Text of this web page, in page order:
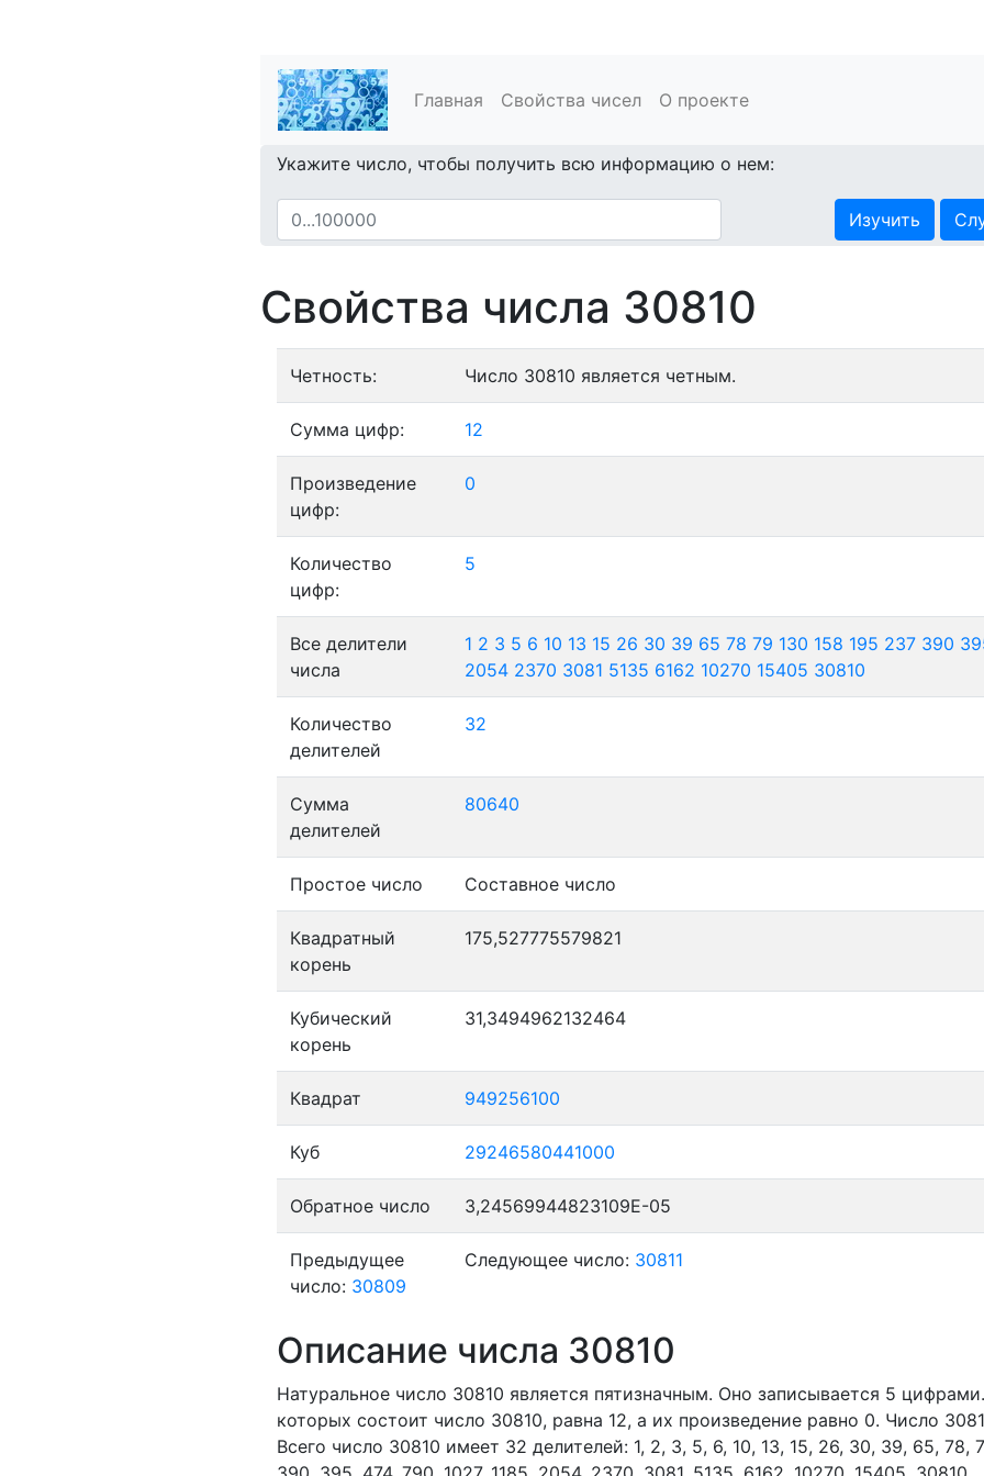
Главная Свойства чисел О проекте
Укажите число, чтобы получить всю информацию о нем:
Изучить
Свойства числа 30810
Четность: Число 30810 является четным.
Сумма цифр: 12
Произведение
цифр:
0
Количество
цифр:
5
Все делители
числа
1 2 3 5 6 10 13 15 26 30 39 65 78 79 130 158 195 237 390
2054 2370 3081 5135 6162 10270 15405 30810
Количество
делителей
32
Сумма
делителей
80640
Простое число Составное число
Квадратный
корень
175,527775579821
Кубический
корень
31,3494962132464
Квадрат 949256100
Куб 29246580441000
Обратное число 3,24569944823109E-05
Предыдущее
число: 30809
Следующее число: 30811
Описание числа 30810
Натуральное число 30810 является пятизначным. Оно записывается 5 цифрами.
которых состоит число 30810, равна 12, а их произведение равно 0. Число
Всего число 30810 имеет 32 делителей: 1, 2, 3, 5, 6, 10, 13, 15, 26, 30, 39, 65, 78,